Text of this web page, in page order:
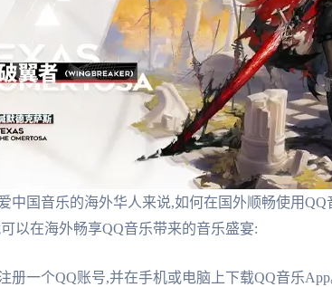
中国音乐的海外华人来说,如何在国外顺畅使用
以在海外畅享QQ音乐带来的音乐盛宴:
册一个QQ账号,并在手机或电脑上下载QQ音乐App